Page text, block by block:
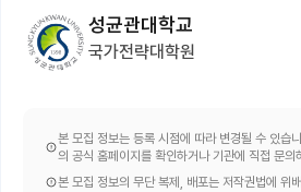
성균관대학교
국가전략대학원
본 모집 정보는 등록 시점에 따라 변경될 수 있습
의 공식 홈페이지를 확인하거나 기관에 직접 문의
본 모집 정보의 무단 복제, 배포는 저작권법에 위